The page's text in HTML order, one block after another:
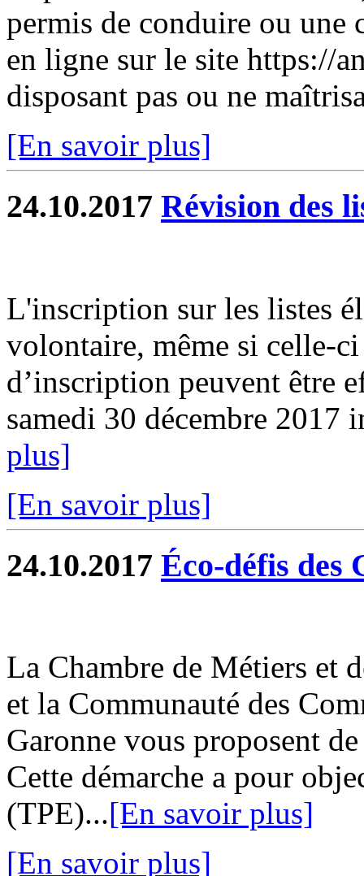
permis de conduire ou une
en ligne sur le site https://
disposant pas ou ne
[En savoir plus]
24.10.2017 Révision des
L'inscription sur les listes
volontaire, même si celle-
d’inscription peuvent être
samedi 30 décembre 2017
plus]
[En savoir plus]
24.10.2017 Éco-défis des
La Chambre de Métiers et
et la Communauté des
Garonne vous proposent
Cette démarche a pour
(TPE)...[En savoir plus]
[En savoir plus]